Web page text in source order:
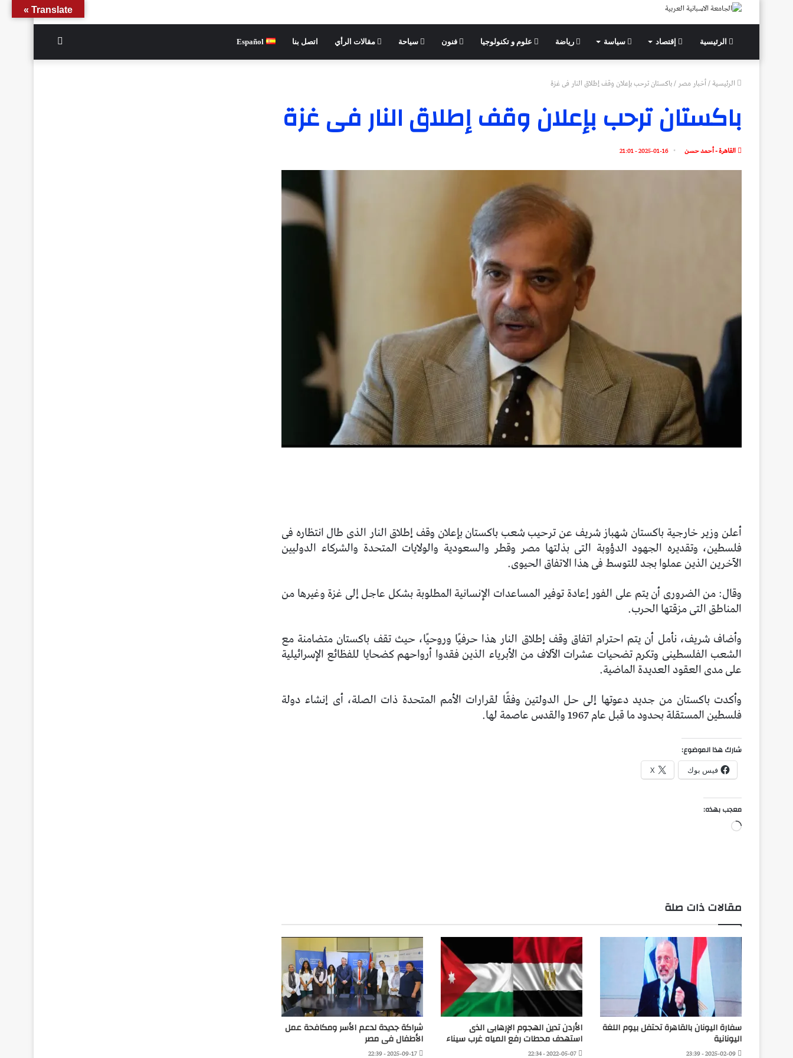
الرئيسية إقتصاد سياسة رياضة علوم و تكنولوجيا فنون سياحة مقالات الرأي اتصل بنا Español
الرئيسية/أخبار مصر/باكستان ترحب بإعلان وقف إطلاق النار فى غزة
باكستان ترحب بإعلان وقف إطلاق النار فى غزة
القاهرة - أحمد حسن 2025-01-16 - 21:01
أعلن وزير خارجية باكستان شهباز شريف عن ترحيب شعب باكستان بإعلان وقف إطلاق النار الذى طال انتظاره فى
فلسطين، وتقديره الجهود الدؤوبة التى بذلتها مصر وقطر والسعودية والولايات المتحدة والشركاء الدوليين
الآخرين الذين عملوا بجد للتوسط فى هذا الاتفاق الحيوى.
وقال: من الضرورى أن يتم على الفور إعادة توفير المساعدات الإنسانية المطلوبة بشكل عاجل إلى غزة وغيرها من
المناطق التى مزقتها الحرب.
وأضاف شريف، نأمل أن يتم احترام اتفاق وقف إطلاق النار هذا حرفيًا وروحيًا، حيث تقف باكستان متضامنة مع
الشعب الفلسطينى وتكرم تضحيات عشرات الآلاف من الأبرياء الذين فقدوا أرواحهم كضحايا للفظائع الإسرائيلية
على مدى العقود العديدة الماضية.
وأكدت باكستان من جديد دعوتها إلى حل الدولتين وفقًا لقرارات الأمم المتحدة ذات الصلة، أى إنشاء دولة
فلسطين المستقلة بحدود ما قبل عام 1967 والقدس عاصمة لها.
شارك هذا الموضوع:
فيس بوك X
معجب بهذه:
جاري
مقالات ذات صلة
سفارة اليونان بالقاهرة تحتفل بيوم اللغة
اليونانية
2025-02-09 - 23:39
الأردن تدين الهجوم الإرهابى الذى
استهدف محطات رفع المياه غرب سيناء
2022-05-07 - 22:34
شراكة جديدة لدعم الأسر ومكافحة عمل
الأطفال فى مصر
2025-09-17 - 22:39
Translate »